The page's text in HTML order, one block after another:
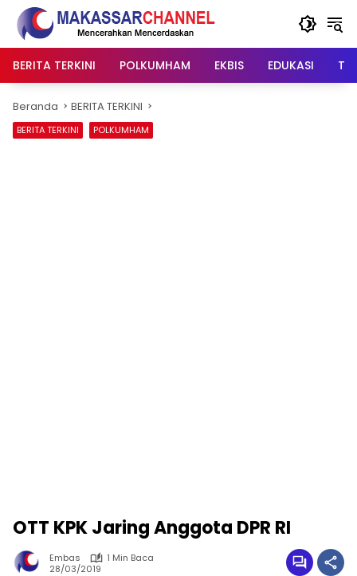
Langsung
konten
BERITA TERKINI
POLKUMHAM EKBIS EDUKASI
Beranda BERITA TERKINI
BERITA TERKINI POLKUMHAM
OTT KPK Jaring Anggota DPR RI
Embas
1 Min Baca
28/03/2019